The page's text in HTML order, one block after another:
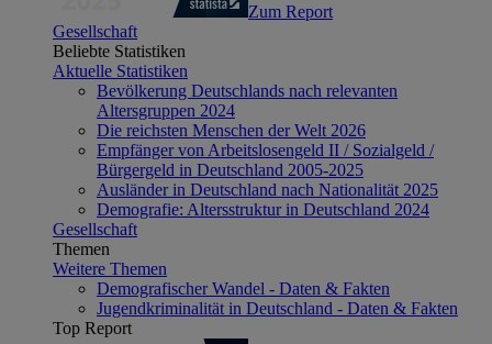
Zum Report
Gesellschaft
Beliebte Statistiken
Aktuelle Statistiken
Bevölkerung Deutschlands nach relevanten
Altersgruppen 2024
Die reichsten Menschen der Welt 2026
Empfänger von Arbeitslosengeld II / Sozialgeld /
Bürgergeld in Deutschland 2005-2025
Ausländer in Deutschland nach Nationalität 2025
Demografie: Altersstruktur in Deutschland 2024
Gesellschaft
Themen
Weitere Themen
Demografischer Wandel - Daten & Fakten
Jugendkriminalität in Deutschland - Daten & Fakten
Top Report